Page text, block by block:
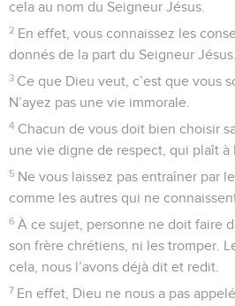
cela au nom du Seigneur Jésus.
2 En effet, vous connaissez les
donnés de la part du Seigneur Jésus.
3 Ce que Dieu veut, c’est que vous
N’ayez pas une vie immorale.
4 Chacun de vous doit bien choisir
une vie digne de respect, qui plaît à
5 Ne vous laissez pas entraîner par
comme les autres qui ne
6 À ce sujet, personne ne doit faire
son frère chrétiens, ni les tromper.
cela, nous l’avons déjà dit et redit.
7 En effet, Dieu ne nous a pas